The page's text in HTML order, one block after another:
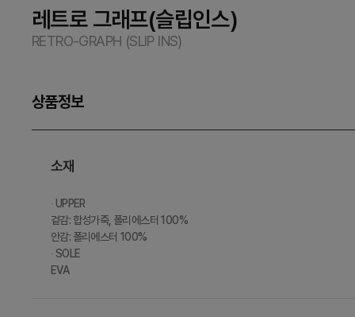
레트로 그래프(슬립인스)
RETRO-GRAPH (SLIP INS)
상품정보
소재
∙ UPPER
겉감: 합성가죽, 폴리에스터 100%
안감: 폴리에스터 100%
∙ SOLE
EVA